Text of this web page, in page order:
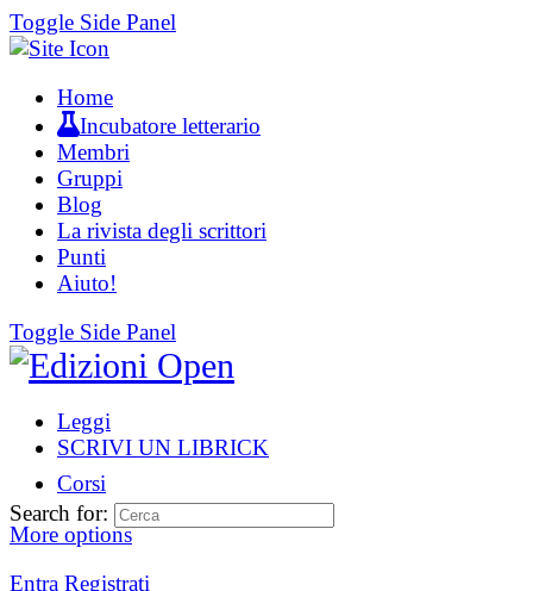
Toggle Side Panel
Home
Incubatore letterario
Membri
Gruppi
Blog
La rivista degli scrittori
Punti
Aiuto!
Toggle Side Panel
Leggi
SCRIVI UN LIBRICK
Corsi
More options
Entra Registrati
Search for: